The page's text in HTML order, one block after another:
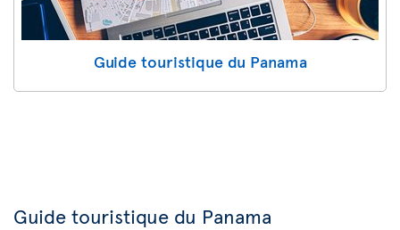
Guide touristique du Panama
Guide touristique du Panama